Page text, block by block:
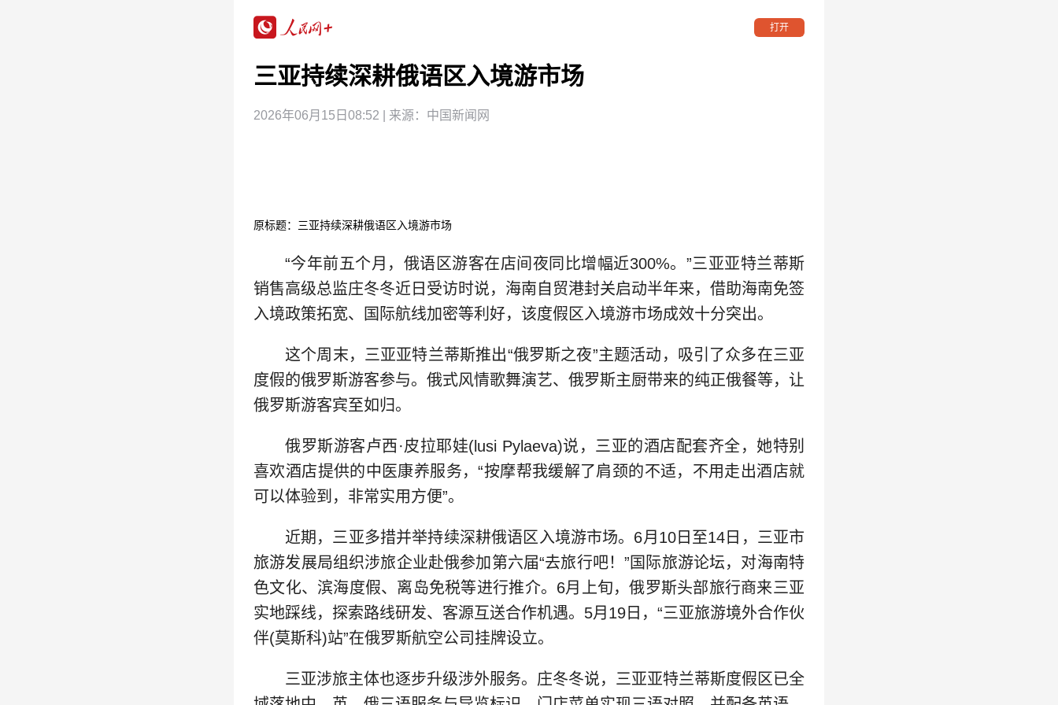
打开
三亚持续深耕俄语区入境游市场
2026年06月15日08:52 | 来源： 中国新闻网
原标题：三亚持续深耕俄语区入境游市场
“今年前五个月，俄语区游客在店间夜同比增幅近300%。”三亚亚特兰蒂斯
销售高级总监庄冬冬近日受访时说，海南自贸港封关启动半年来，借助海南免签
入境政策拓宽、国际航线加密等利好，该度假区入境游市场成效十分突出。
这个周末，三亚亚特兰蒂斯推出“俄罗斯之夜”主题活动，吸引了众多在三亚
度假的俄罗斯游客参与。俄式风情歌舞演艺、俄罗斯主厨带来的纯正俄餐等，让
俄罗斯游客宾至如归。
俄罗斯游客卢西·皮拉耶娃(lusi Pylaeva)说，三亚的酒店配套齐全，她特别
喜欢酒店提供的中医康养服务，“按摩帮我缓解了肩颈的不适，不用走出酒店就
可以体验到，非常实用方便”。
近期，三亚多措并举持续深耕俄语区入境游市场。6月10日至14日，三亚市
旅游发展局组织涉旅企业赴俄参加第六届“去旅行吧！”国际旅游论坛，对海南特
色文化、滨海度假、离岛免税等进行推介。6月上旬，俄罗斯头部旅行商来三亚
实地踩线，探索路线研发、客源互送合作机遇。5月19日，“三亚旅游境外合作伙
伴(莫斯科)站”在俄罗斯航空公司挂牌设立。
三亚涉旅主体也逐步升级涉外服务。庄冬冬说，三亚亚特兰蒂斯度假区已全